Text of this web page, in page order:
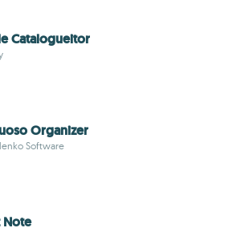
Catalogueitor
Organizer
Software
Note